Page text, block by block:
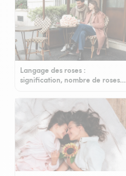
Langage des roses :
signification, nombre de roses…